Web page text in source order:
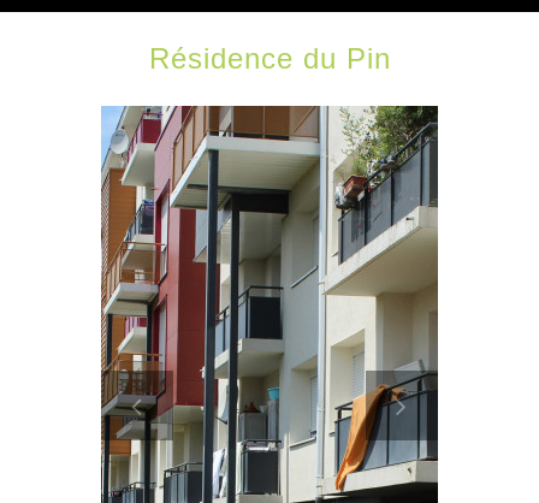
Partenaires
Résidence du Pin